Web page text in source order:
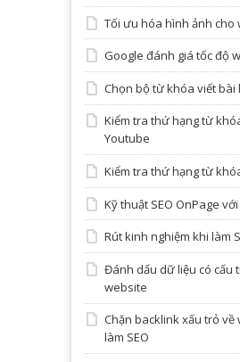
Tối ưu hóa hình ảnh cho
Google đánh giá tốc độ
Chọn bộ từ khóa viết bài
Kiểm tra thứ hạng từ
Youtube
Kiểm tra thứ hạng từ
Kỹ thuật SEO OnPage
Rút kinh nghiệm khi làm
Đánh dấu dữ liệu có cấu
website
Chặn backlink xấu trỏ về
làm SEO